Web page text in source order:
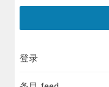
登录